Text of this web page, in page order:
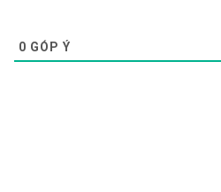
0 GÓP Ý